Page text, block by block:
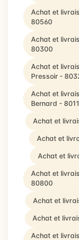
Achat et
80560
Achat et
80300
Achat et
Pressoir -
Achat et
Bernard -
Achat et
Achat et
Achat et
Achat et
80800
Achat et
Achat et
Achat et